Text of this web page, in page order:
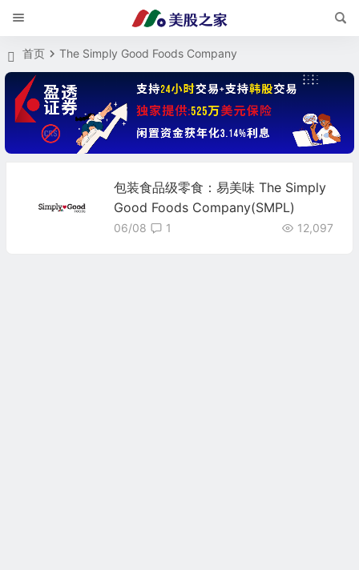
首页 The Simply Good Foods Company
包装食品级零食：易美味 The Simply
Good Foods Company(SMPL)
06/08 12,097
1